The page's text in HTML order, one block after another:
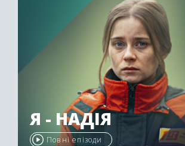
Я - НАДІЯ
Повні епізоди